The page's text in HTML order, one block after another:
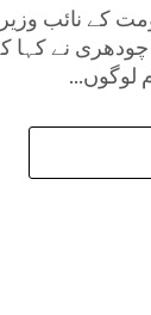
کے نائب
نے کہا
لوگوں...